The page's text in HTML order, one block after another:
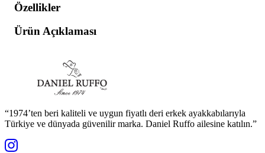
Özellikler
Ürün Açıklaması
“1974’ten beri kaliteli ve uygun fiyatlı deri erkek ayakkabılarıyla
Türkiye ve dünyada güvenilir marka. Daniel Ruffo ailesine katılın.”